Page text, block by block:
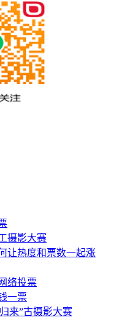
摄影大赛
让热度和票数一起涨
络投票
一票
来”古摄影大赛